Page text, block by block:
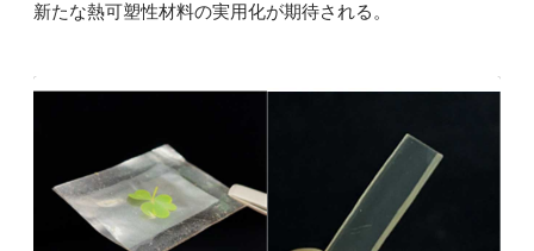
新たな熱可塑性材料の実用化が期待される。